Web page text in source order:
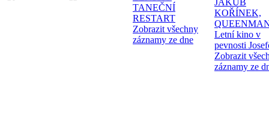
TANEČNÍ
RESTART
Zobrazit všechny
záznamy ze dne
KOŘÍNEK,
Letní kino v
pevnosti
Zobrazit
záznamy ze